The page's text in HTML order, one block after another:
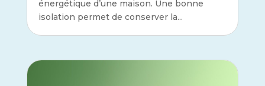
énergétique d’une maison. Une bonne
isolation permet de conserver la...